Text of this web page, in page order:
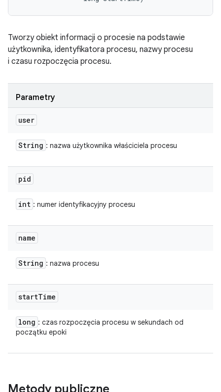
Tworzy obiekt informacji o procesie na podstawie
użytkownika, identyfikatora procesu, nazwy procesu
i czasu rozpoczęcia procesu.
Parametry
user
String : nazwa użytkownika właściciela procesu
pid
int : numer identyfikacyjny procesu
name
String : nazwa procesu
startTime
long : czas rozpoczęcia procesu w sekundach od
początku epoki
Metody publiczne